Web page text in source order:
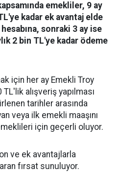
emekliler, 9 ay
kadar ek avantaj elde
sonraki 3 ay ise
2 bin TL'ye kadar ödeme
için her ay Emekli Troy
alışveriş yapılması
tarihler arasında
veya ilk emekli maaşını
için geçerli oluyor.
ve ek avantajlarla
fırsat sunuluyor.